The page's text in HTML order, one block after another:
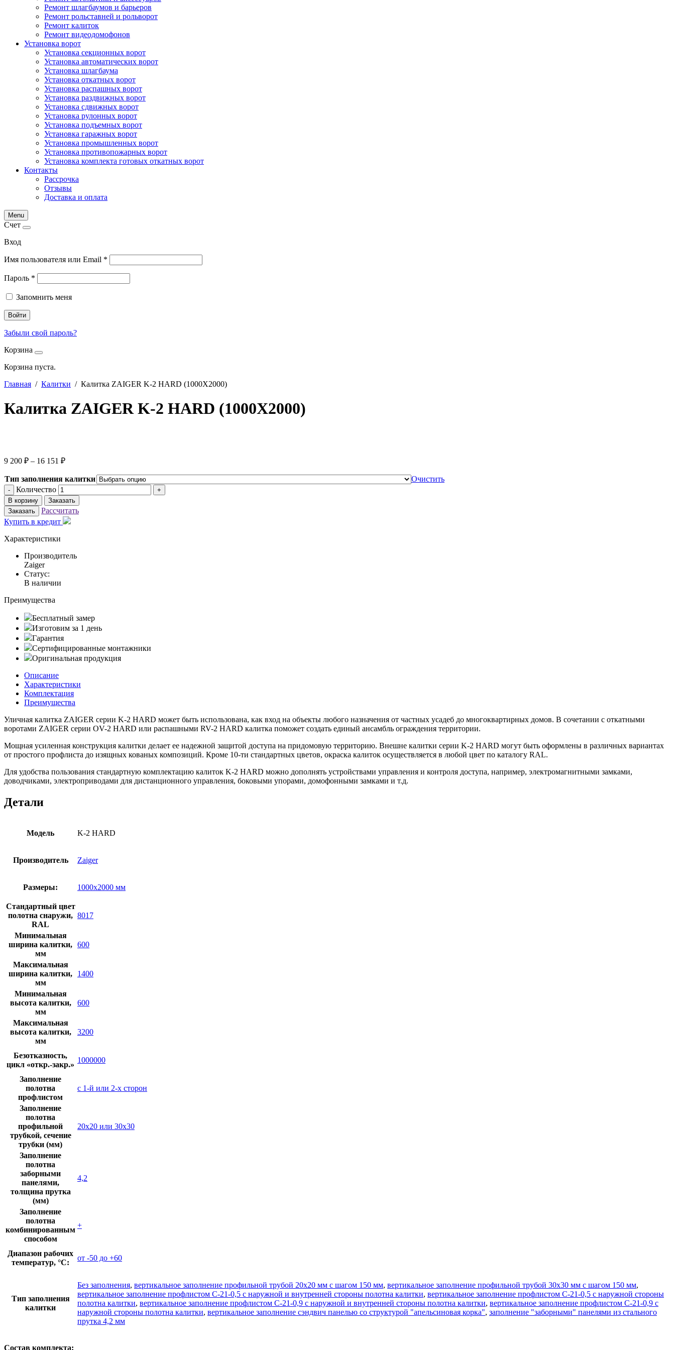
Ремонт шлагбаумов и барьеров
Ремонт рольставней и рольворот
Ремонт калиток
Ремонт видеодомофонов
Установка ворот
Установка секционных ворот
Установка автоматических ворот
Установка шлагбаума
Установка откатных ворот
Установка распашных ворот
Установка раздвижных ворот
Установка сдвижных ворот
Установка рулонных ворот
Установка подъемных ворот
Установка гаражных ворот
Установка промышленных ворот
Установка противопожарных ворот
Установка комплекта готовых откатных ворот
Контакты
Рассрочка
Отзывы
Доставка и оплата
Menu
Счет
Вход
Имя пользователя или Email *
Пароль *
Запомнить меня
Войти
Забыли свой пароль?
Корзина
Корзина пуста.
Главная / Калитки / Калитка ZAIGER K-2 HARD (1000X2000)
Калитка ZAIGER K-2 HARD (1000X2000)
9 200 ₽ – 16 151 ₽
Тип заполнения калитки Очистить
- Количество
+
В корзину
Заказать
Заказать
Рассчитать
Купить в кредит
Характеристики
Производитель
Zaiger
Статус:
В наличии
Преимущества
Бесплатный замер
Изготовим за 1 день
Гарантия
Сертифицированные монтажники
Оригинальная продукция
Описание
Характеристики
Комплектация
Преимущества
Уличная калитка ZAIGER серии K-2 HARD может быть использована, как вход на объекты любого назначения от частных усадеб до многоквартирных домов. В сочетании с откатными
воротами ZAIGER серии OV-2 HARD или распашными RV-2 HARD калитка поможет создать единый ансамбль ограждения территории.
Мощная усиленная конструкция калитки делает ее надежной защитой доступа на придомовую территорию. Внешне калитки серии K-2 HARD могут быть оформлены в различных вариантах
от простого профлиста до изящных кованых композиций. Кроме 10-ти стандартных цветов, окраска калиток осуществляется в любой цвет по каталогу RAL.
Для удобства пользования стандартную комплектацию калиток K-2 HARD можно дополнять устройствами управления и контроля доступа, например, электромагнитными замками,
доводчиками, электроприводами для дистанционного управления, боковыми упорами, домофонными замками и т.д.
Детали
Модель K-2 HARD
Производитель Zaiger
Размеры: 1000х2000 мм
Стандартный цвет
полотна снаружи,
RAL
8017
Минимальная
ширина калитки,
мм
600
Максимальная
ширина калитки,
мм
1400
Минимальная
высота калитки,
мм
600
Максимальная
высота калитки,
мм
3200
Безотказность,
цикл «откр.-закр.»
1000000
Заполнение
полотна
профлистом
с 1-й или 2-х сторон
Заполнение
полотна
профильной
трубкой, сечение
трубки (мм)
20х20 или 30х30
Заполнение
полотна
заборными
панелями,
толщина прутка
(мм)
4,2
Заполнение
полотна
комбинированным
способом
+
Диапазон рабочих
температур, °С:
от -50 до +60
Тип заполнения
калитки
Без заполнения, вертикальное заполнение профильной трубой 20х20 мм с шагом 150 мм, вертикальное заполнение профильной трубой 30х30 мм с шагом 150 мм,
вертикальное заполнение профлистом С-21-0,5 с наружной и внутренней стороны полотна калитки, вертикальное заполнение профлистом С-21-0,5 с наружной стороны
полотна калитки, вертикальное заполнение профлистом С-21-0,9 с наружной и внутренней стороны полотна калитки, вертикальное заполнение профлистом С-21-0,9 с
наружной стороны полотна калитки, вертикальное заполнение сэндвич панелью со структурой "апельсиновая корка", заполнение "заборными" панелями из стального
прутка 4,2 мм
Состав комплекта: